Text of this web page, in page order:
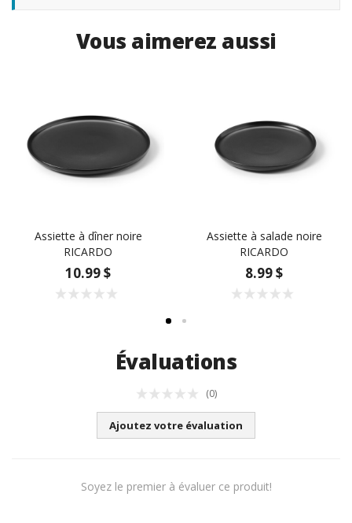
Vous aimerez aussi
Assiette à dîner noire
RICARDO
10.99 $
Assiette à salade noire
RICARDO
8.99 $
Évaluations
(0)
Ajoutez votre évaluation
Soyez le premier à évaluer ce produit!